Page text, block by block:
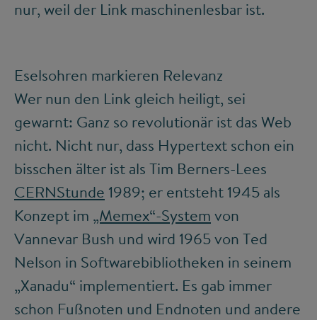
nur, weil der Link maschinenlesbar ist.
Eselsohren markieren Relevanz
Wer nun den Link gleich heiligt, sei
gewarnt: Ganz so revolutionär ist das Web
nicht. Nicht nur, dass Hypertext schon ein
bisschen älter ist als Tim Berners-Lees
CERNStunde 1989; er entsteht 1945 als
Konzept im „Memex“-System von
Vannevar Bush und wird 1965 von Ted
Nelson in Softwarebibliotheken in seinem
„Xanadu“ implementiert. Es gab immer
schon Fußnoten und Endnoten und andere